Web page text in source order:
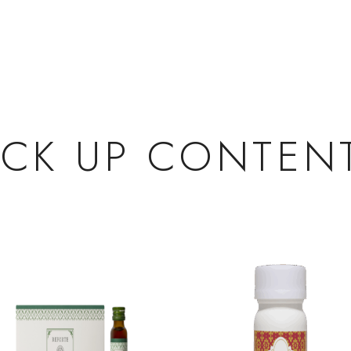
UP